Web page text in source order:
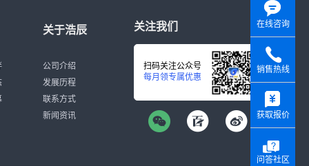
关于浩辰
公司介绍
发展历程
联系方式
新闻资讯
关注我们
扫码关注公众号
每月领专属优惠
在线咨询
销售热线
获取报价
问答社区